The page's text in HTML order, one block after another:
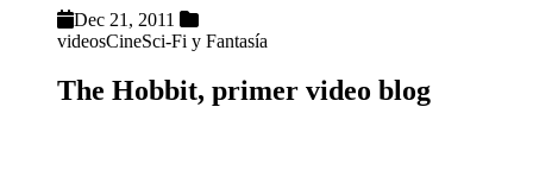
Dec 21, 2011
videosCineSci-Fi y Fantasía
The Hobbit, primer video blog